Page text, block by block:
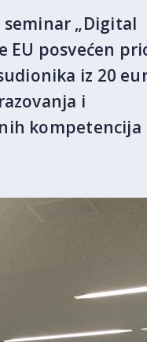
seminar „Digital
EU posvećen
iz 20
i
kompetencija